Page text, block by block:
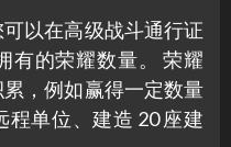
以在高级战斗通行证
有的荣耀数量。 荣耀
，例如赢得一定数量
单位、建造 20 座建